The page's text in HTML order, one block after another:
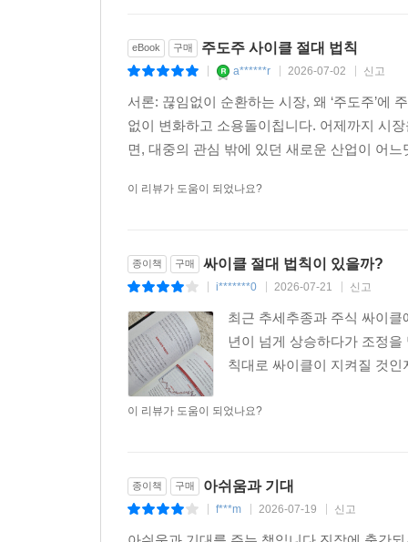
--- 본문 중에서
eBook 구매 주도주 사이클 절대 법칙
a******r 2026-07-02 신고
서론: 끊임없이 순환하는 시장, 왜 ‘주도주’에
없이 변화하고 소용돌이칩니다. 어제까지 시
면, 대중의 관심 밖에 있던 새로운 산업이 어
이 리뷰가 도움이 되었나요?
종이책 구매 싸이클 절대 법칙이 있을까?
i*******0 2026-07-21 신고
최근 추세추종과 주식 싸이
년이 넘게 상승하다가 조정
칙대로 싸이클이 지켜질 것
이 리뷰가 도움이 되었나요?
종이책 구매 아쉬움과 기대
f***m 2026-07-19 신고